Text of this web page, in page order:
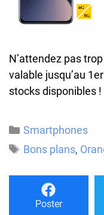
N’attendez pas
valable jusqu’au
stocks disponibles !
Catégories
Smartphones
Étiquettes
Bons plans,
Poster